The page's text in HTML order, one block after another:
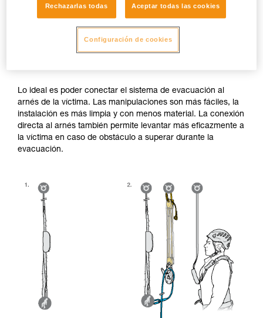
Si es posible el acceso para conectarse
Lo ideal es poder conectar el sistema de evacuación al
arnés de la víctima. Las manipulaciones son más fáciles, la
instalación es más limpia y con menos material. La conexión
directa al arnés también permite levantar más eficazmente a
la víctima en caso de obstáculo a superar durante la
evacuación.
Rechazarlas todas Aceptar todas las cookies
Configuración de cookies